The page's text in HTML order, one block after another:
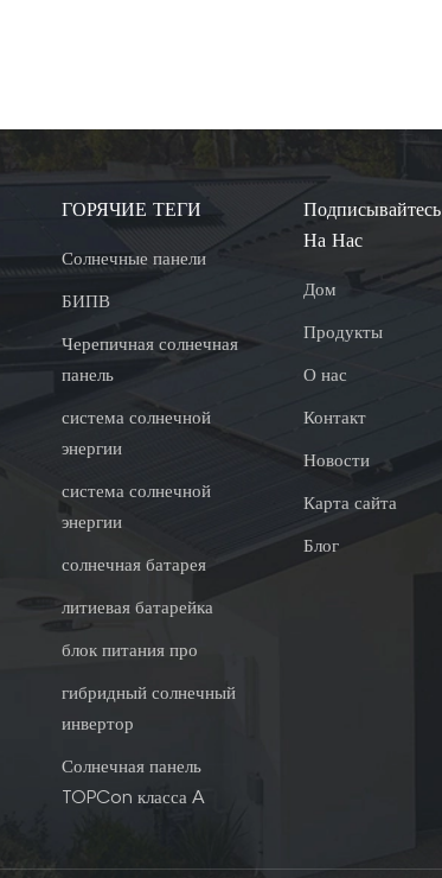
ГОРЯЧИЕ ТЕГИ
Солнечные панели
БИПВ
Черепичная солнечная
панель
система солнечной
энергии
система солнечной
энергии
солнечная батарея
литиевая батарейка
блок питания про
гибридный солнечный
инвертор
Солнечная панель
TOPCon класса A
Подписывайтесь
На Нас
Дом
Продукты
О нас
Контакт
Новости
Карта сайта
Блог